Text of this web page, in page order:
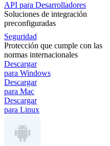
API para Desarrolladores
Soluciones de integración
preconfiguradas
Seguridad
Protección que cumple con las
normas internacionales
Descargar
para Windows
Descargar
para Mac
Descargar
para Linux